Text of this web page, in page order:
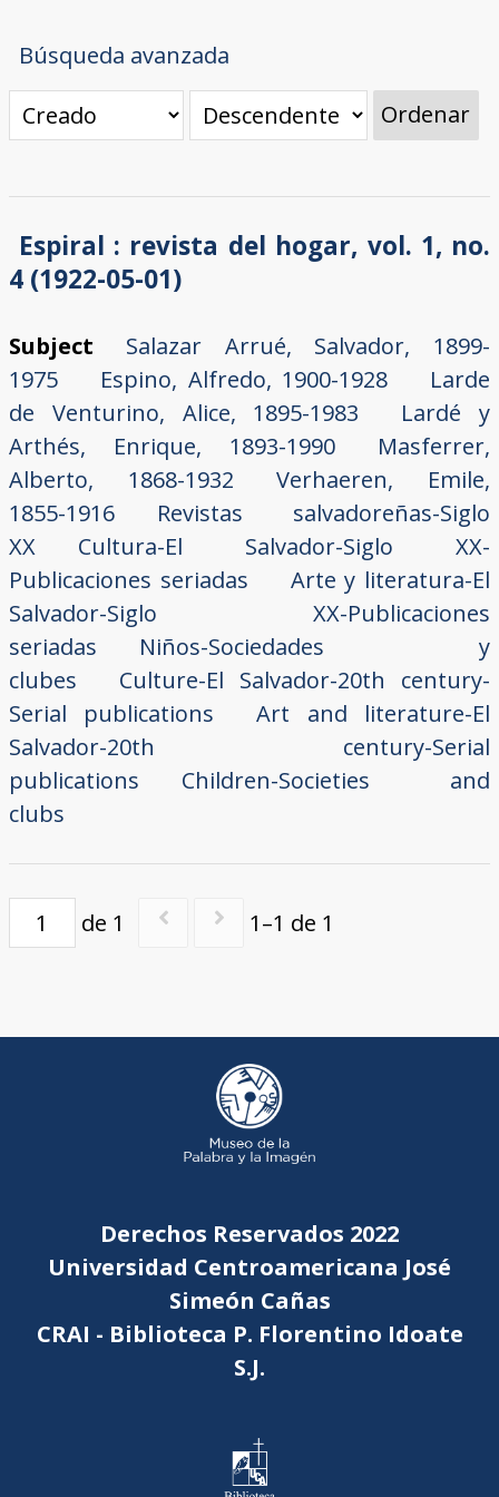
Búsqueda avanzada
Ordenar
Espiral : revista del hogar, vol. 1, no.
4 (1922-05-01)
Subject
Salazar Arrué, Salvador, 1899-
1975
Espino, Alfredo, 1900-1928
Larde
de Venturino, Alice, 1895-1983
Lardé y
Arthés, Enrique, 1893-1990
Masferrer,
Alberto, 1868-1932
Verhaeren, Emile,
1855-1916
Revistas salvadoreñas-Siglo
XX
Cultura-El Salvador-Siglo XX-
Publicaciones seriadas
Arte y literatura-El
Salvador-Siglo XX-Publicaciones
seriadas
Niños-Sociedades y
clubes
Culture-El Salvador-20th century-
Serial publications
Art and literature-El
Salvador-20th century-Serial
publications
Children-Societies and
clubs
de 1 1–1 de 1
Derechos Reservados 2022
Universidad Centroamericana José
Simeón Cañas
CRAI - Biblioteca P. Florentino Idoate
S.J.